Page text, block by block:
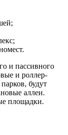
и пассивного
и роллер-
будут
аллеи.
площадки.